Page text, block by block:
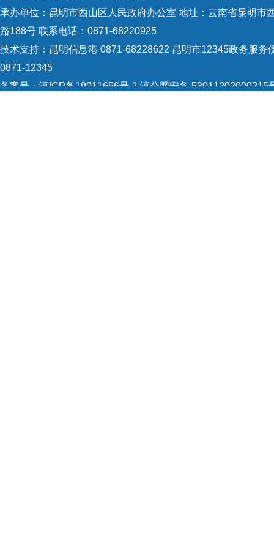
承办单位：昆明市西山区人民政府办公室 地址：云南省昆明市
路188号 联系电话：0871-68220925
技术支持： 昆明信息港 0871-68228622 昆明市12345政务服务
0871-12345
备案号： 滇ICP备19011656号-1 滇公网安备 53011202000215